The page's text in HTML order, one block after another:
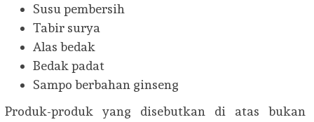
Susu pembersih
Tabir surya
Alas bedak
Bedak padat
Sampo berbahan ginseng
Produk-produk yang disebutkan di atas bukan